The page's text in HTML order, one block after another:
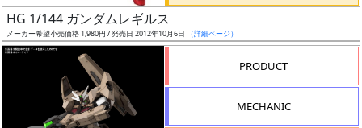
最
安
値
HG 1/144 ガンダムレギルス
メーカー希望小売価格 1,980円 / 発売日 2012年10月6日 （詳細ページ）
PRODUCT
MECHANIC